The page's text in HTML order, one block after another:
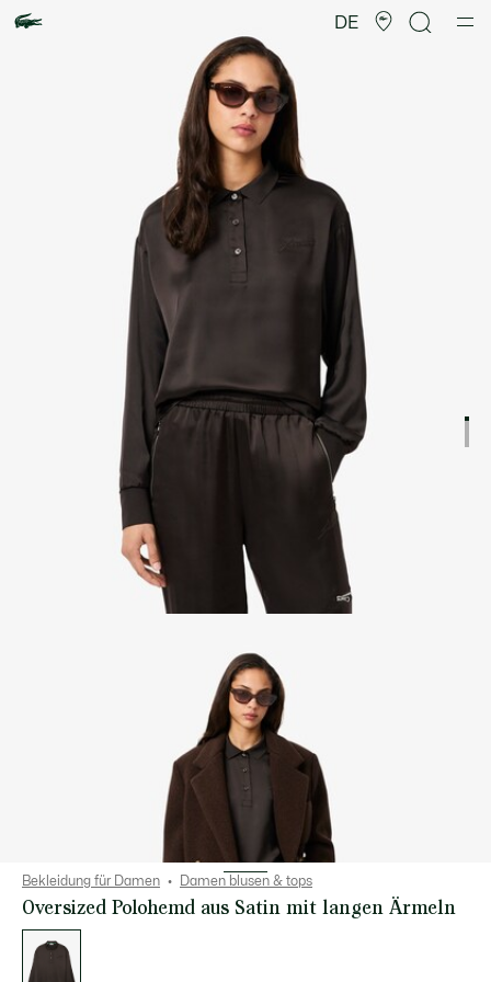
DE
Bekleidung für Damen Damen blusen & tops
Oversized Polohemd aus Satin mit langen Ärmeln
der
Varianten